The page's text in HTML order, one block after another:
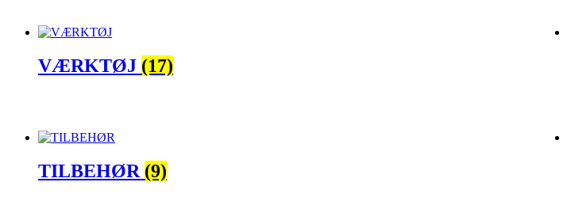
VÆRKTØJ (17)
TILBEHØR (9)